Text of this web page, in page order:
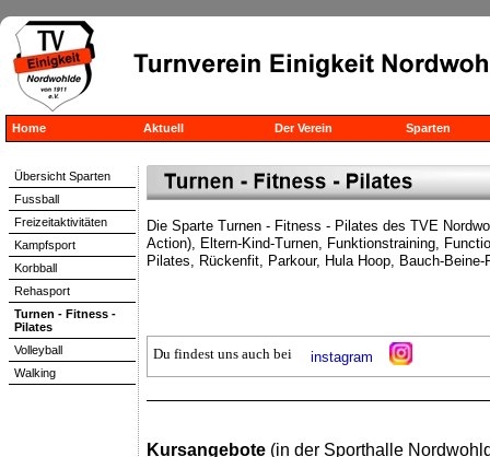
Home Aktuell Der Verein Sparten
Die Sparte Turnen - Fitness - Pilates des TVE
Action), Eltern-Kind-Turnen, Funktionstraining,
Pilates, Rückenfit, Parkour, Hula Hoop, Bauch-
Du findest uns auch bei instagram
Kursangebote (in der Sporthalle
Übersicht Sparten
Fussball
Freizeitaktivitäten
Kampfsport
Korbball
Rehasport
Turnen - Fitness -
Pilates
Volleyball
Walking